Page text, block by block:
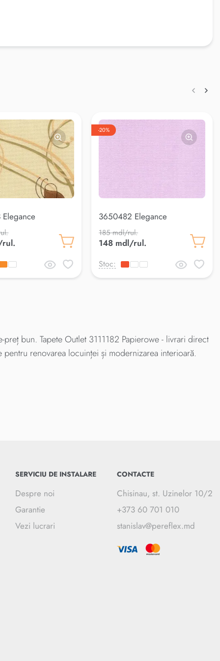
rul.
-20%
3650482 Elegance
185 mdl/rul.
148 mdl/rul.
Stoc:
bun. Tapete Outlet 3111182 Papierowe - livrari direct
renovarea locuinței și modernizarea interioară.
SERVICIU DE INSTALARE
Despre noi
Garantie
Vezi lucrari
CONTACTE
Chisinau, st. Uzinelor 10/2
+373 60 701 010
stanislav@pereflex.md